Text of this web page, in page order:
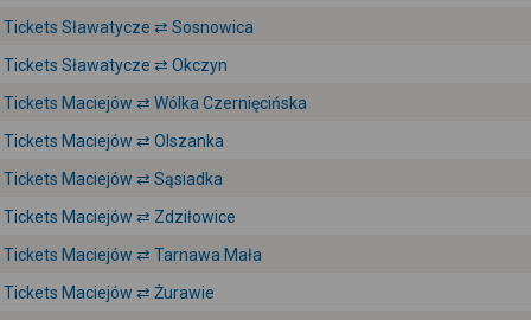
Tickets Sławatycze ⇄ Sosnowica
Tickets Sławatycze ⇄ Okczyn
Tickets Maciejów ⇄ Wólka Czernięcińska
Tickets Maciejów ⇄ Olszanka
Tickets Maciejów ⇄ Sąsiadka
Tickets Maciejów ⇄ Zdziłowice
Tickets Maciejów ⇄ Tarnawa Mała
Tickets Maciejów ⇄ Żurawie